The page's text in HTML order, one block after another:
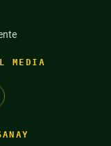
MEDIA